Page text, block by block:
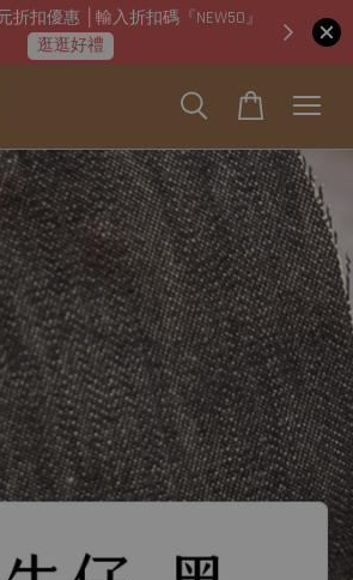
折扣優惠 │輸入折扣碼『NEW50』
逛逛好禮
即日